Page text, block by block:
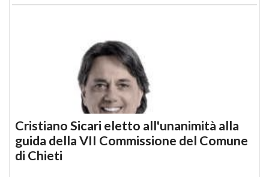
Cristiano Sicari eletto all'unanimità alla
guida della VII Commissione del Comune
di Chieti